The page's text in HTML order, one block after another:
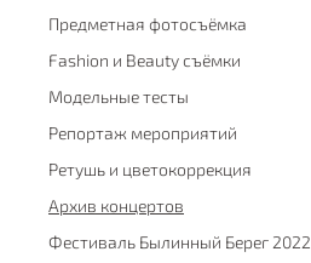
Предметная фотосъёмка
Fashion и Beauty съёмки
Модельные тесты
Репортаж мероприятий
Ретушь и цветокоррекция
Архив концертов
Фестиваль Былинный Берег 2022